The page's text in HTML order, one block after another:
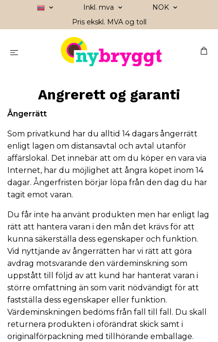
Inkl. mva
NOK
Pris ekskl. MVA og toll
Angrerett og garanti
Ångerrätt
Som privatkund har du alltid 14 dagars ångerrätt
enligt lagen om distansavtal och avtal utanför
affärslokal. Det innebär att om du köper en vara via
Internet, har du möjlighet att ångra köpet inom 14
dagar. Ångerfristen börjar löpa från den dag du har
tagit emot varan.
Du får inte ha använt produkten men har enligt lag
rätt att hantera varan i den mån det krävs för att
kunna säkerställa dess egenskaper och funktion.
Vid nyttjande av ångerrätten har vi rätt att göra
avdrag motsvarande den värdeminskning som
uppstått till följd av att kund har hanterat varan i
större omfattning än som varit nödvändigt för att
fastställa dess egenskaper eller funktion.
Värdeminskningen bedöms från fall till fall. Du skall
returnera produkten i oförändrat skick samt i
originalförpackning med tillhörande emballage.